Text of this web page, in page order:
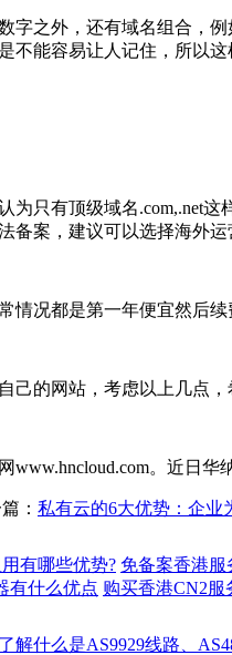
字之外，还有域名组合，
能容易让人记住，所以
为只有顶级域名.com,.net
备案，建议可以选择海外
情况都是第一年便宜然后
己的网站，考虑以上几点
。近日华
： 私有云的6大优势：企业
有哪些优势? 免备案香港服
有什么优点 购买香港CN2服
解什么是AS9929线路、